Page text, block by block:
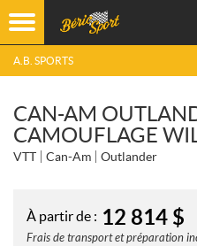
A.B. SPORTS
CAN-AM
CAMOUFLAGE
VTT Can-Am Outlander
À partir de : 12 814 $
Frais de transport et préparation